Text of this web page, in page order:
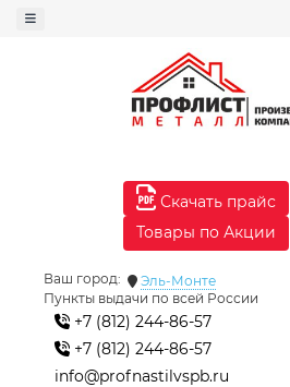
Скачать прайс
Товары по Акции
Ваш город:
Эль-Монте
Пункты выдачи по всей России
+7 (812) 244-86-57
+7 (812) 244-86-57
info@profnastilvspb.ru